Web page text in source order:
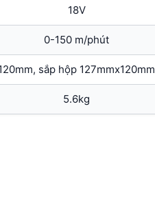
18V
0-150 m/phút
sắp hộp 127mmx120mm
5.6kg